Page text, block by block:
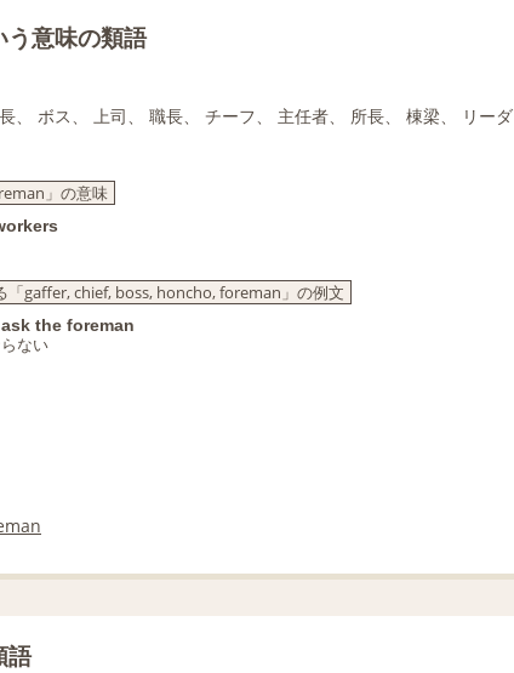
う意味の類語
、 ボス、 上司、 職長、 チーフ、 主任者、 所長、 棟梁、 リーダ
」の意味
「gaffer, chief, boss, honcho, foreman」の例文
the foreman
ない
語